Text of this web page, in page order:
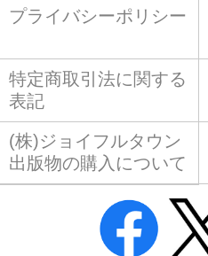
プライバシーポリシー
特定商取引法に関する
表記
(株)ジョイフルタウン
出版物の購入について